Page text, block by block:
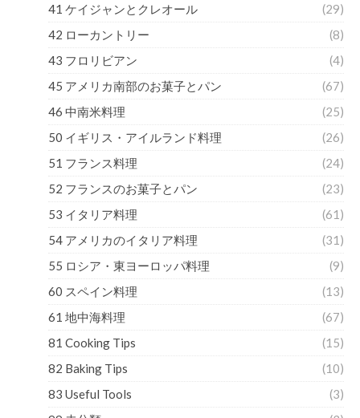
41 ケイジャンとクレオール
(29)
42 ローカントリー
(8)
43 フロリビアン
(4)
45 アメリカ南部のお菓子とパン
(67)
46 中南米料理
(25)
50 イギリス・アイルランド料理
(26)
51 フランス料理
(24)
52 フランスのお菓子とパン
(23)
53 イタリア料理
(61)
54 アメリカのイタリア料理
(31)
55 ロシア・東ヨーロッパ料理
(9)
60 スペイン料理
(13)
61 地中海料理
(67)
81 Cooking Tips
(15)
82 Baking Tips
(10)
83 Useful Tools
(3)